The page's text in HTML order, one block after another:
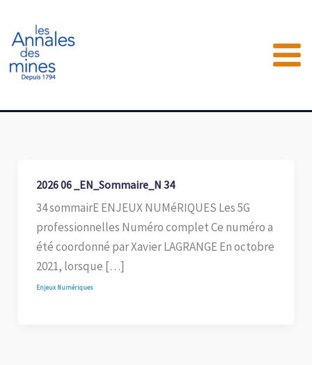
contenu
2026 06 _EN_Sommaire_N 34
34 sommairE ENJEUX NUMéRIQUES Les 5G
professionnelles Numéro complet Ce numéro a
été coordonné par Xavier LAGRANGE En octobre
2021, lorsque […]
Enjeux Numériques